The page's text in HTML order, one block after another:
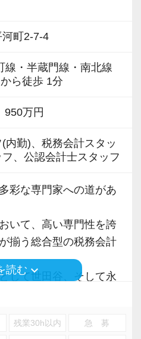
報プラットフォーマー
専門化、業務への集中
法人に対してトータル
務を担当していただき
のアドバイスなど、通
にも携わることが可能
産を寄附した場合の非
どの税務上の特典に関
士法人の経験とは異な
町2-7-4
線・半蔵門線・南北線
ら徒歩 1分
950万円
内勤)、税務会計スタッ
、公認会計士スタッフ
彩な専門家への道があ
いて、高い専門性を誇
揃う総合型の税務会計
して世田谷、そして永
で資産税関係の案件も
読むkeyboard_arrow_down
残業30h以内 急 募